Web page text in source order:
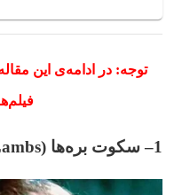
توجه: در ادامه‌ی این
1– سکوت بره‌ها (